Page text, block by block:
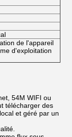
de l'appareil
d'exploitation
54M WIFI ou
télécharger des
et géré par un